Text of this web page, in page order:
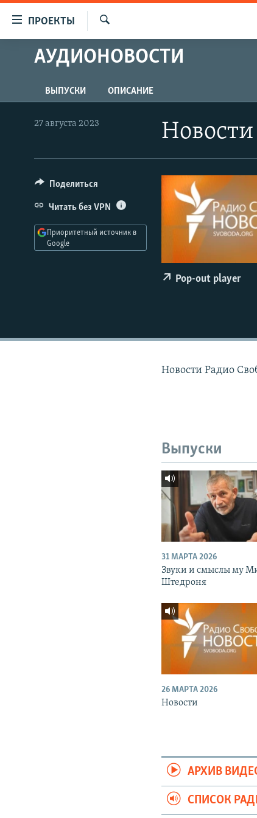
упрощенного
доступа
Вернуться
к
основному
главной
Вернутся
ПРОЕКТЫ
ПРОГРАММЫ
АВТОРСКИЕ ПРОЕКТЫ
ЦИТАТЫ СВОБОДЫ
IDEL.РЕАЛИИ
КАВКАЗ.РЕАЛИИ
СЕВЕР.РЕАЛИИ
СИБИРЬ.РЕАЛИИ
АУДИОНОВОСТИ
ВЫПУСКИ ОПИСАНИЕ
Новости
27 августа 2023
Pop-out player
Поделиться
Читать без VPN
Приоритетный источник в
Google
Новости Радио
Выпуски
31 МАРТА 2026
Звуки и смыслы му
Штедроня
26 МАРТА 2026
Новости
АРХИВ
СПИСОК